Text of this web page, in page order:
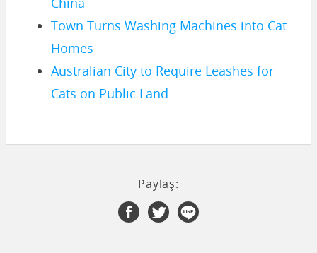
Town Turns Washing Machines into Cat
Homes
Australian City to Require Leashes for
Cats on Public Land
Paylaş: